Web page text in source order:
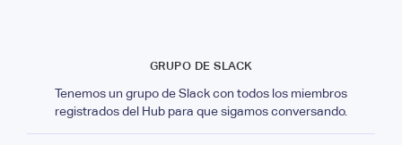
GRUPO DE SLACK
Tenemos un grupo de Slack con todos los miembros
registrados del Hub para que sigamos conversando.